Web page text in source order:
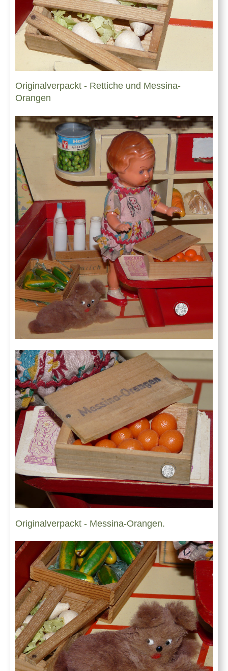
Originalverpackt - Rettiche und Messina-
Orangen
Originalverpackt - Messina-Orangen.